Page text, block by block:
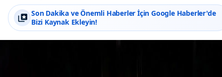
Son Dakika ve Önemli Haberler İçin Google Haberler'de
Bizi Kaynak Ekleyin!